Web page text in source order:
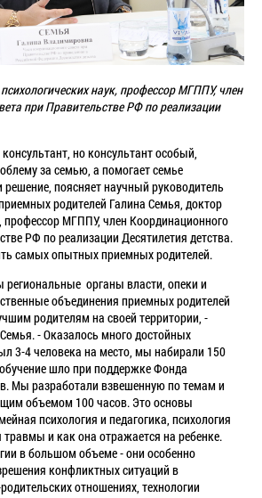
наук, профессор МГППУ, член
при Правительстве РФ по реализации
но консультант особый,
за семью, а помогает семье
решение, поясняет научный руководитель
родителей Галина Семья, доктор
профессор МГППУ, член Координационного
РФ по реализации Десятилетия детства.
самых опытных приемных родителей.
органы власти, опеки и
объединения приемных родителей
родителям на своей территории, -
- Оказалось много достойных
3-4 человека на место, мы набирали 150
шло при поддержке Фонда
Мы разработали взвешенную по темам и
объемом 100 часов. Это основы
психология и педагогика, психология
травмы и как она отражается на ребенке.
в большом объеме - они особенно
конфликтных ситуаций в
отношениях, технологии